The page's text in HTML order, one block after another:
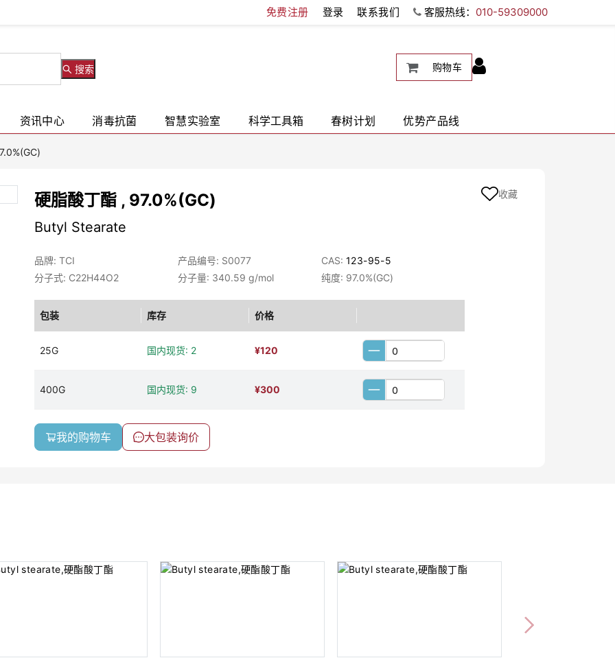
免费注册 登录 联系我们 客服热线： 010-59309000
搜索 购物车
资讯中心 消毒抗菌 智慧实验室 科学工具箱 春树计划 优势产品线
硬脂酸丁酯 , 97.0%(GC)
Butyl Stearate
品牌: TCI 产品编号: S0077 CAS: 123-95-5
分子式: C22H44O2
分子量: 340.59 g/mol 纯度: 97.0%(GC)
包装 库存 价格
25G 国内现货: 2 ¥120
400G 国内现货: 9 ¥300
我的购物车 大包装询价
收藏